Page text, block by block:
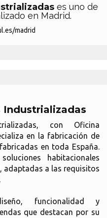
es uno de
en Madrid.
madrid
Industrializadas
con Oficina
en la fabricación de
en toda España.
habitacionales
adaptadas a las requisitos
funcionalidad y
que destacan por su